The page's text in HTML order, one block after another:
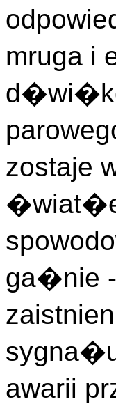
mruga i
zostaje
ga�nie
awarii